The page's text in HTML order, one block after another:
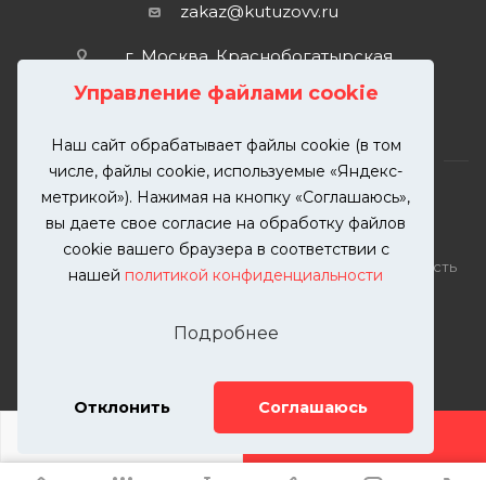
Управление файлами cookie
Наш сайт обрабатывает файлы cookie (в том
числе, файлы cookie, используемые «Яндекс-
метрикой»). Нажимая на кнопку «Соглашаюсь»,
вы даете свое согласие на обработку файлов
cookie вашего браузера в соответствии с
нашей политикой конфиденциальности
Подробнее
Отклонить Соглашаюсь
ДОБАВИТЬ УСЛУГУ
zakaz@kutuzovv.ru
г. Москва, Краснобогатырская
2026 © KUTUZOVV | Кузовной ремонт и покраска
автомобилей. Вся информация на сайте – собственность
разрешения запрещена. Все права защищены.
Телефон: 8(499)-302-00-57